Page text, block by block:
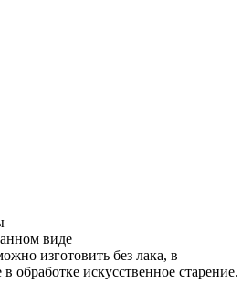
виде
изготовить без лака, в
обработке искусственное старение.